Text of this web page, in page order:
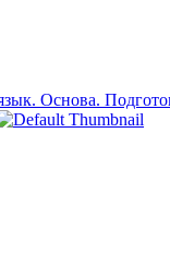
Основа.